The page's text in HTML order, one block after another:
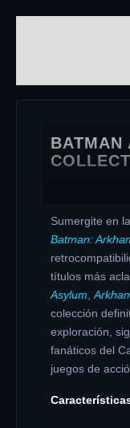
BATMAN
Sumergite en
Batman:
títulos más
Asylum
colección
exploración,
fanáticos del
juegos de